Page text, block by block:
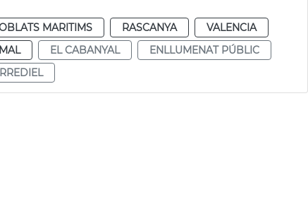
MARITIMS RASCANYA
VALENCIA
EL CABANYAL
ENLLUMENAT PÚBLIC